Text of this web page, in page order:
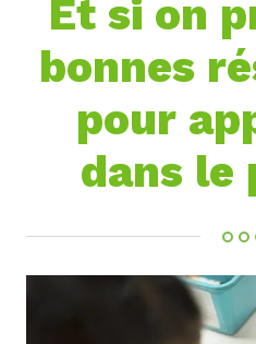
Et si on
bonnes
pour
dans le